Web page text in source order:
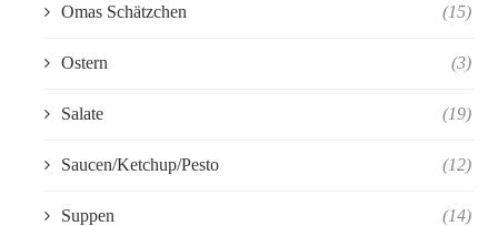
Omas Schätzchen (15)
Ostern (3)
Salate (19)
Saucen/Ketchup/Pesto (12)
Suppen (14)